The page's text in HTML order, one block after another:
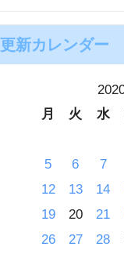
更新カレンダー
月
火 水
5
6 7
12
13 14
19
20 21
26
27 28